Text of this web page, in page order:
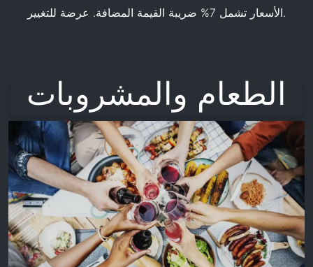
الأسعار تشمل 7% ضريبة القيمة المضافة. عرضة للتغيير.
الطعام والمشروبات